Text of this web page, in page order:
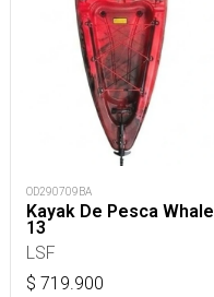
OD290709BA
Kayak De Pesca Whale
13
LSF
$ 719.900